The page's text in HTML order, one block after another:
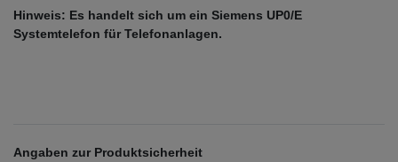
Hinweis: Es handelt sich um ein Siemens UP0/E
Systemtelefon für Telefonanlagen.
Angaben zur Produktsicherheit